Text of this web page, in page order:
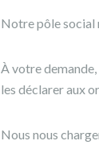
Notre pôle social
À votre
les déclarer aux
Nous nous